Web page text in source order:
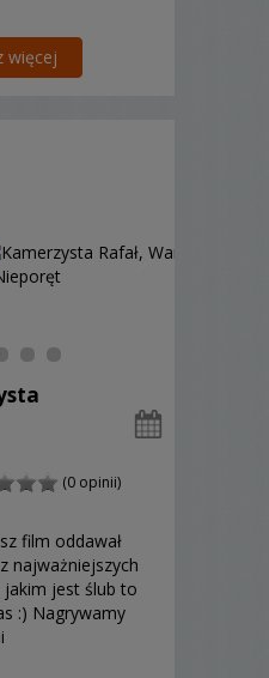
więcej
(0 opinii)
film oddawał
najważniejszych
jakim jest ślub to
:) Nagrywamy